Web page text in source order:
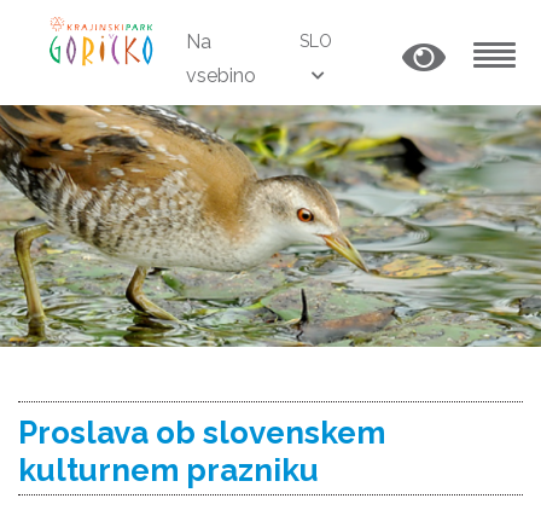
Na
vsebino
SLO
Proslava ob slovenskem
kulturnem prazniku